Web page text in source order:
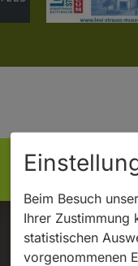
Beim Besuch
Ihrer Zustimmung
statistischen
vorgenommenen